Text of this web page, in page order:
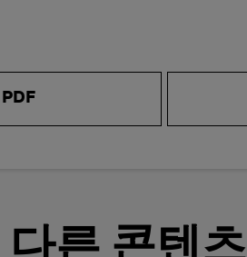
른 콘텐츠